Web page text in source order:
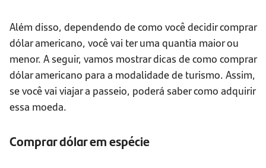
Além disso, dependendo de como você decidir comprar
dólar americano, você vai ter uma quantia maior ou
menor. A seguir, vamos mostrar dicas de como comprar
dólar americano para a modalidade de turismo. Assim,
se você vai viajar a passeio, poderá saber como adquirir
essa moeda.
Comprar dólar em espécie